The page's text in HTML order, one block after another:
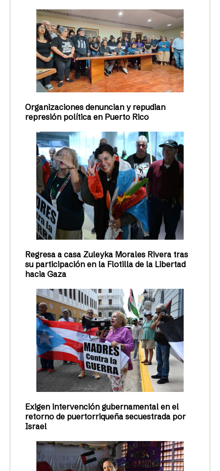
Organizaciones denuncian y repudian
represión política en Puerto Rico
Regresa a casa Zuleyka Morales Rivera tras
su participación en la Flotilla de la Libertad
hacia Gaza
Exigen intervención gubernamental en el
retorno de puertorriqueña secuestrada por
Israel